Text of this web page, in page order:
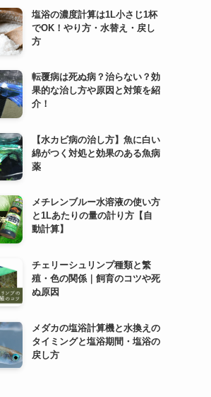
塩浴の濃度計算は1L小さじ1杯
でOK！やり方・水替え・戻し
方
転覆病は死ぬ病？治らない？効
果的な治し方や原因と対策を紹
介！
【水カビ病の治し方】魚に白い
綿がつく対処と効果のある魚病
薬
メチレンブルー水溶液の使い方
と1Lあたりの量の計り方【自
動計算】
チェリーシュリンプ種類と繁
殖・色の関係｜飼育のコツや死
ぬ原因
メダカの塩浴計算機と水換えの
タイミングと塩浴期間・塩浴の
戻し方